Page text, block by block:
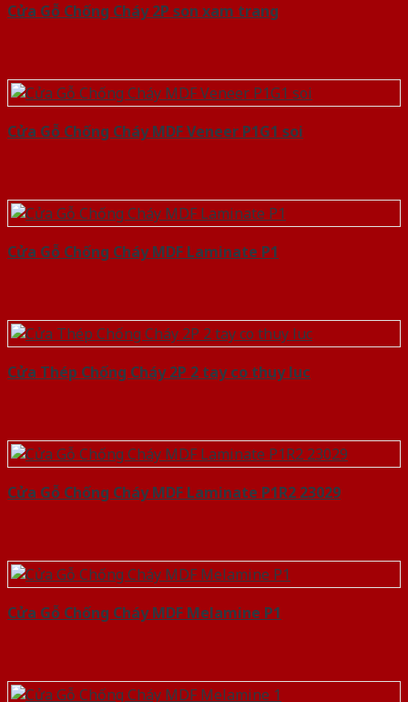
Cửa Gỗ Chống Cháy 2P son xam trang
Cửa Gỗ Chống Cháy MDF Veneer P1G1 soi
Cửa Gỗ Chống Cháy MDF Laminate P1
Cửa Thép Chống Cháy 2P 2 tay co thuy luc
Cửa Gỗ Chống Cháy MDF Laminate P1R2 23029
Cửa Gỗ Chống Cháy MDF Melamine P1